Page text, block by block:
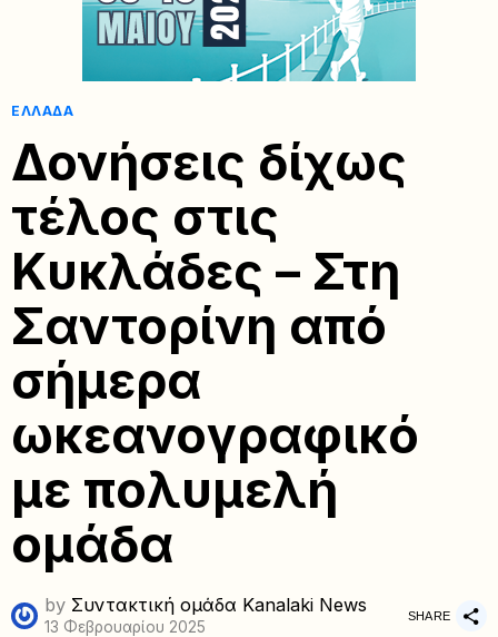
ΕΛΛΆΔΑ
Δονήσεις δίχως
τέλος στις
Κυκλάδες – Στη
Σαντορίνη από
σήμερα
ωκεανογραφικό
με πολυμελή
ομάδα
by Συντακτική ομάδα Kanalaki News
13 Φεβρουαρίου 2025
SHARE